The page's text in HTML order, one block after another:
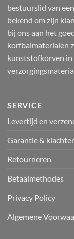
bestuurslid van
bekend om zijn
bij ons aan het
korfbalmaterialen
kunststofkorven in
SERVICE
Levertijd en
Garantie &
Retourneren
Betaalmethodes
Privacy Policy
Algemene